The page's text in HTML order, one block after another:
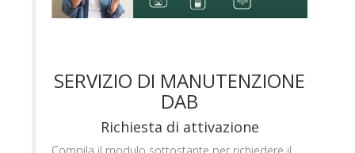
SERVIZIO DI MANUTENZIONE
DAB
Richiesta di attivazione
Compila il modulo sottostante per richiedere il